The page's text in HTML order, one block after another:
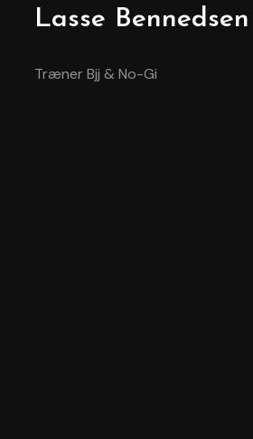
Lasse Bennedsen
Træner Bjj & No-Gi